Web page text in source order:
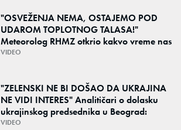
"OSVEŽENJA NEMA, OSTAJEMO POD
UDAROM TOPLOTNOG TALASA!"
Meteorolog RHMZ otkrio kakvo vreme nas
čeka do kraja avgusta
VIDEO
"ZELENSKI NE BI DOŠAO DA UKRAJINA
NE VIDI INTERES" Analitičari o dolasku
ukrajinskog predsednika u Beograd:
"Srbija može da razgovara sa svima"
VIDEO